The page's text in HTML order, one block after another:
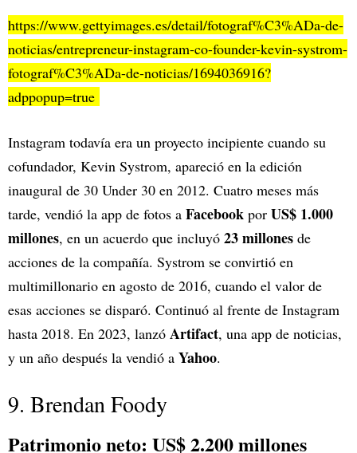
https://www.gettyimages.es/detail/fotograf%C3%ADa-de-
noticias/entrepreneur-instagram-co-founder-kevin-systrom-
fotograf%C3%ADa-de-noticias/1694036916?
adppopup=true
Instagram todavía era un proyecto incipiente cuando su
cofundador, Kevin Systrom, apareció en la edición
inaugural de 30 Under 30 en 2012. Cuatro meses más
tarde, vendió la app de fotos a Facebook por US$ 1.000
millones, en un acuerdo que incluyó 23 millones de
acciones de la compañía. Systrom se convirtió en
multimillonario en agosto de 2016, cuando el valor de
esas acciones se disparó. Continuó al frente de Instagram
hasta 2018. En 2023, lanzó Artifact, una app de noticias,
y un año después la vendió a Yahoo.
9. Brendan Foody
Patrimonio neto: US$ 2.200 millones